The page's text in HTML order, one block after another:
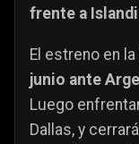
frente a
El estreno en
junio ante
Luego
Dallas, y